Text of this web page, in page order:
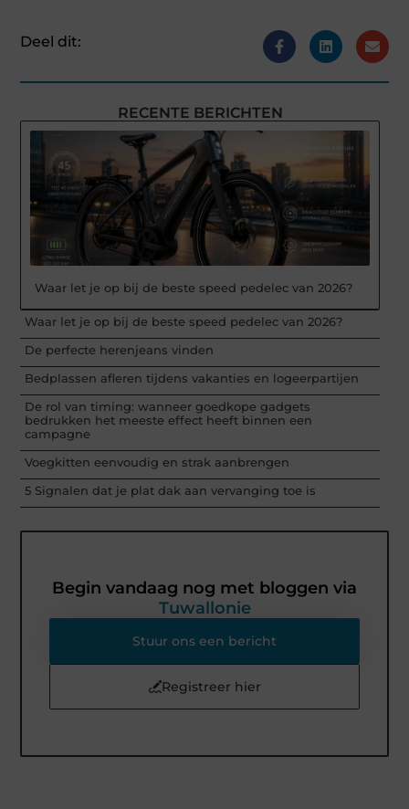
Deel dit:
RECENTE BERICHTEN
Waar let je op bij de beste speed pedelec van 2026?
Waar let je op bij de beste speed pedelec van 2026?
De perfecte herenjeans vinden
Bedplassen afleren tijdens vakanties en logeerpartijen
De rol van timing: wanneer goedkope gadgets
bedrukken het meeste effect heeft binnen een
campagne
Voegkitten eenvoudig en strak aanbrengen
5 Signalen dat je plat dak aan vervanging toe is
Begin vandaag nog met bloggen via
Tuwallonie
Stuur ons een bericht
Registreer hier